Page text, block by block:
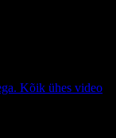
Kõik ühes video